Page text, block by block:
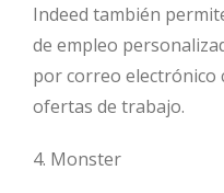
Indeed también
de empleo
por correo electrónico
ofertas de trabajo.
4. Monster